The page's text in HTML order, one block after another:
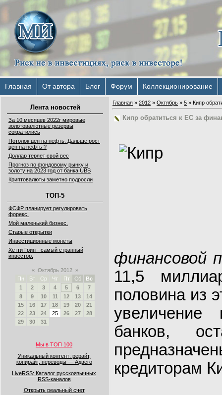
Главная От автора Блог Форум Коллекционирование
Лента новостей
За 10 месяцев 2022г мировые
золотовалютные резервы
сократились
Потолок цен на нефть. Дальше рост
цен на нефть ?
Доллар теряет свой вес
Прогноз по фондовому рынку и
золоту на 2023 год от банка UBS
Криптовалюты заметно подросли
ТОП-5
ФСФР планирует регулировать
форекс.
Мой маленький бизнес.
Старые открытки
Инвестиционные монеты
Хетти Грин - самый странный
инвестор.
« Октябрь 2012 »
Пн
Вт Ср Чт Пт Сб
Вс
1
2 3 4 5 6
7
8
9 10 11 12 13
14
15
16 17 18 19 20
21
22
23 24 25 26 27
28
29
30 31
Мы в ТОП 100
Уникальный контент: рерайт,
копирайт, переводы — Адвего
LiveRSS: Каталог русскоязычных
RSS-каналов
Открыть реальный счет
Главная » 2012 » Октябрь » 5 » Кипр
Кипр обратиться к ЕС за
финансовой
11,5
половина из
увеличение
банков,
кредиторам